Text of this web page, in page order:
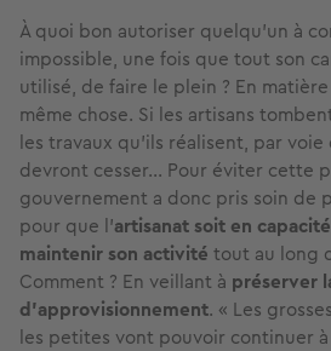
À quoi bon autoriser quelqu’un à
impossible, une fois que tout son
utilisé, de faire le plein ? En
même chose. Si les artisans
les travaux qu'ils réalisent, par
devront cesser... Pour éviter cette
gouvernement a donc pris soin de
pour que l’artisanat soit en
maintenir son activité tout au long
Comment ? En veillant à préserver
d’approvisionnement. « Les
les petites vont pouvoir continuer